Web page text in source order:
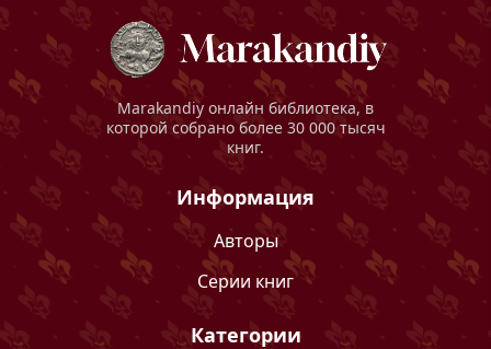
Marakandiy онлайн библиотека, в
которой собрано более 30 000 тысяч
книг.
Информация
Авторы
Серии книг
Категории